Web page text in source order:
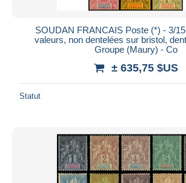
SOUDAN FRANCAIS Poste (*) - 3/
valeurs, non dentelées sur bristol,
Groupe (Maury) - Co
± 635,75 $US
Statut